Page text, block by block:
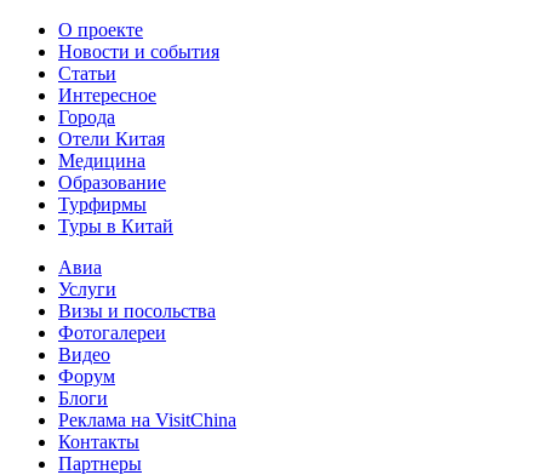
О проекте
Новости и события
Статьи
Интересное
Города
Отели Китая
Медицина
Образование
Турфирмы
Туры в Китай
Авиа
Услуги
Визы и посольства
Фотогалереи
Видео
Форум
Блоги
Реклама на VisitChina
Контакты
Партнеры